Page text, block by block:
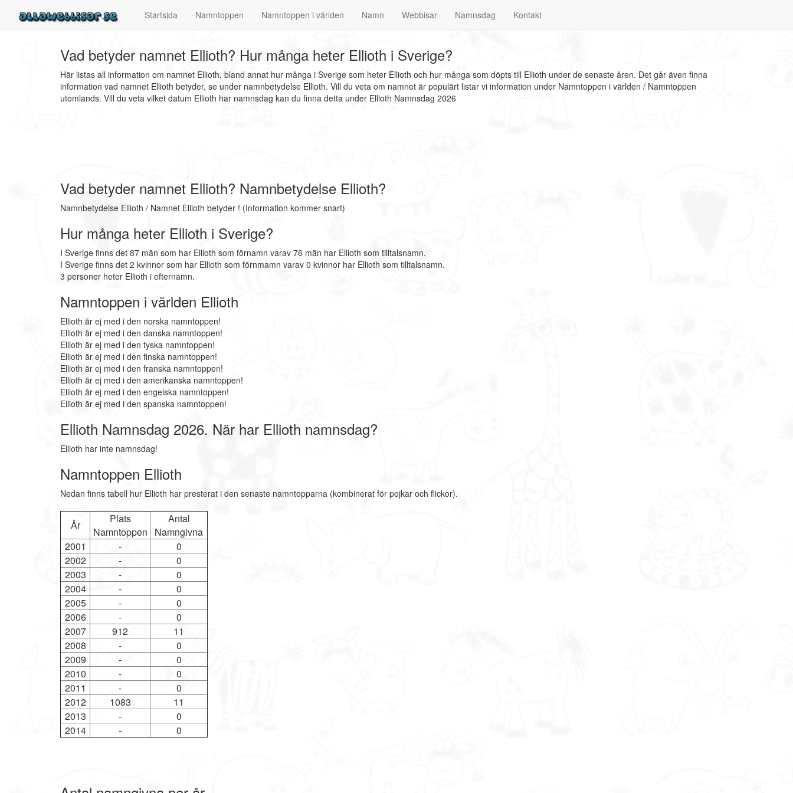
Startsida Namntoppen Namntoppen i världen Namn Webbisar Namnsdag Kontakt
Vad betyder namnet Ellioth? Hur många heter Ellioth i Sverige?
Här listas all information om namnet Ellioth, bland annat hur många i Sverige som heter Ellioth och hur många som döpts till Ellioth under de senaste åren. Det går även finna
information vad namnet Ellioth betyder, se under namnbetydelse Ellioth. Vill du veta om namnet är populärt listar vi information under Namntoppen i världen / Namntoppen
utomlands. Vill du veta vilket datum Ellioth har namnsdag kan du finna detta under Ellioth Namnsdag 2026
Vad betyder namnet Ellioth? Namnbetydelse Ellioth?
Namnbetydelse Ellioth / Namnet Ellioth betyder ! (Information kommer snart)
Hur många heter Ellioth i Sverige?
I Sverige finns det 87 män som har Ellioth som förnamn varav 76 män har Ellioth som tilltalsnamn.
I Sverige finns det 2 kvinnor som har Ellioth som förnmamn varav 0 kvinnor har Ellioth som tilltalsnamn.
3 personer heter Ellioth i efternamn.
Namntoppen i världen Ellioth
Ellioth är ej med i den norska namntoppen!
Ellioth är ej med i den danska namntoppen!
Ellioth är ej med i den tyska namntoppen!
Ellioth är ej med i den finska namntoppen!
Ellioth är ej med i den franska namntoppen!
Ellioth är ej med i den amerikanska namntoppen!
Ellioth är ej med i den engelska namntoppen!
Ellioth är ej med i den spanska namntoppen!
Ellioth Namnsdag 2026. När har Ellioth namnsdag?
Ellioth har inte namnsdag!
Namntoppen Ellioth
Nedan finns tabell hur Ellioth har presterat i den senaste namntopparna (kombinerat för pojkar och flickor).
År
Plats
Namntoppen
Antal
Namngivna
2001
-
0
2002
-
0
2003
-
0
2004
-
0
2005
-
0
2006
-
0
2007
912
11
2008
-
0
2009
-
0
2010
-
0
2011
-
0
2012
1083
11
2013
-
0
2014
- 0